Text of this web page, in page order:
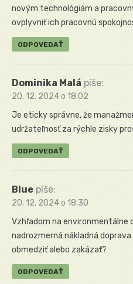
novým technológiám a
ovplyvniť ich pracovnú
ODPOVEDAŤ
Dominika Malá píše:
20. 12. 2024 o 18:02
Je eticky správne, že
udržateľnosť za rýchle zisky
ODPOVEDAŤ
Blue píše:
20. 12. 2024 o 18:30
Vzhľadom na environmentálne
nadrozmerná nákladná
obmedziť alebo zakázať?
ODPOVEDAŤ